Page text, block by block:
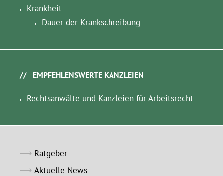
Krankheit
Dauer der Krankschreibung
EMPFEHLENSWERTE KANZLEIEN
Rechtsanwälte und Kanzleien für Arbeitsrecht
Ratgeber
Aktuelle News